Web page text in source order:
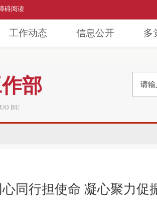
碍阅读
工作动态 信息公开 多
部
BU
心同行担使命 凝心聚力促